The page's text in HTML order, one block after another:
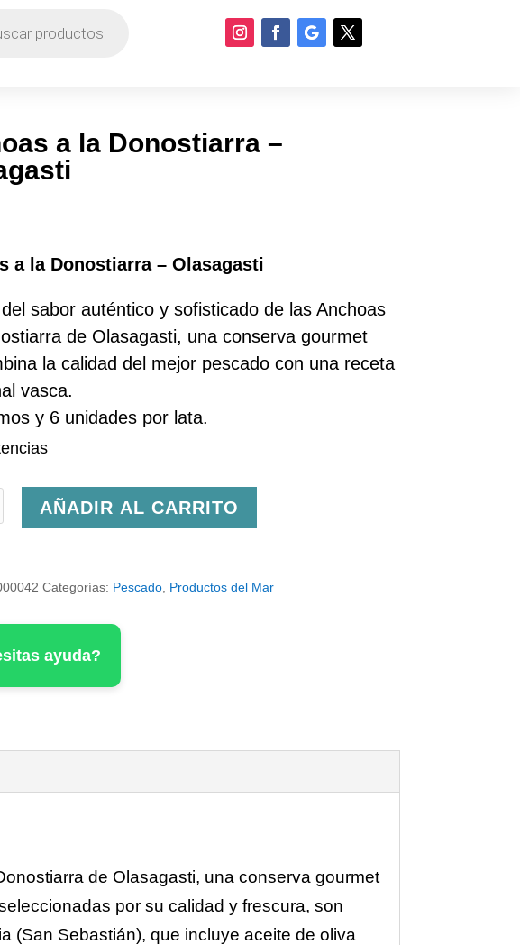
a la Donostiarra –
a la Donostiarra – Olasagasti
sabor auténtico y sofisticado de las Anchoas
de Olasagasti, una conserva gourmet
la calidad del mejor pescado con una receta
vasca.
y 6 unidades por lata.
AÑADIR AL CARRITO
Categorías: Pescado, Productos del Mar
ayuda?
de Olasagasti, una conserva gourmet
por su calidad y frescura, son
(San Sebastián), que incluye aceite de oliva